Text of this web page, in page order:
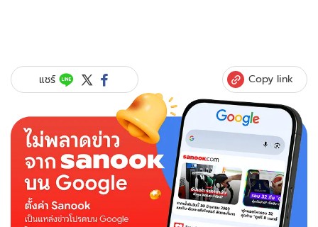
แชร์ Copy link